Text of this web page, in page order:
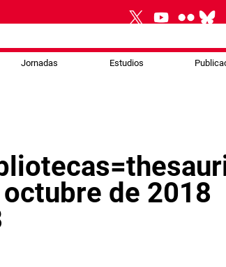
Jornadas Estudios
de 2018